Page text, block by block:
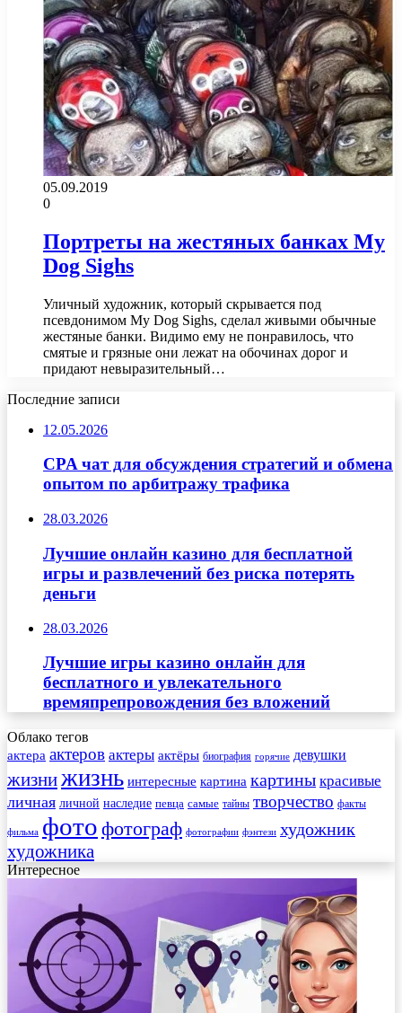
05.09.2019
0
Портреты на жестяных банках My
Dog Sighs
Уличный художник, который скрывается под
псевдонимом My Dog Sighs, сделал живыми обычные
жестяные банки. Видимо ему не понравилось, что
смятые и грязные они лежат на обочинах дорог и
придают невыразительный…
Последние записи
12.05.2026
CPA чат для обсуждения стратегий и обмена
опытом по арбитражу трафика
28.03.2026
Лучшие онлайн казино для бесплатной
игры и развлечений без риска потерять
деньги
28.03.2026
Лучшие игры казино онлайн для
бесплатного и увлекательного
времяпрепровождения без вложений
Облако тегов
актера актеров актеры актёры биография горячие девушки
жизнижизнь интересные картина картины красивые
личная личной наследие певца самые тайны творчество факты
фильма фото фотограф фотографии фэнтези художник
художника
Интересное